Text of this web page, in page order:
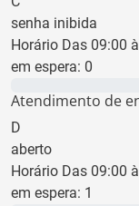
senha inibida
Horário Das 09:00
em espera: 0
Atendimento de
D
aberto
Horário Das 09:00
em espera: 1